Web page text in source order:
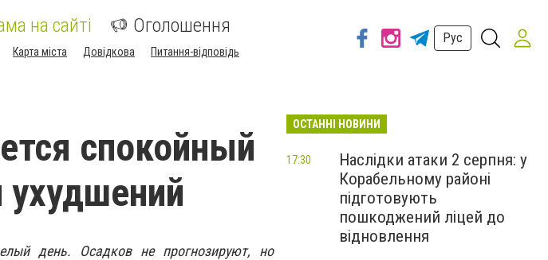
на сайті Оголошення
Карта міста Довідкова Питання-відповідь
Рус
спокойный
ухудшений
день. Осадков не прогнозируют, но
ОСТАННІ НОВИНИ
Наслідки атаки 2 серпня: у
Корабельному районі
підготовують
пошкоджений ліцей до
відновлення
17:30